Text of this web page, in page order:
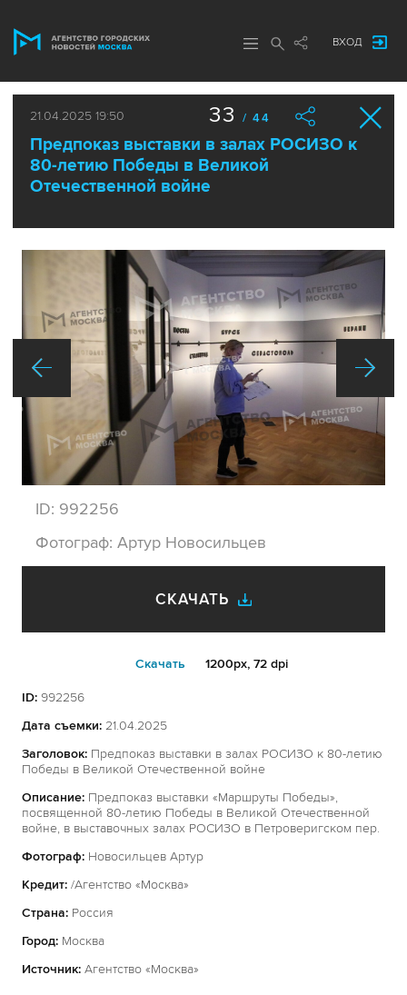
ВХОД
21.04.2025 19:50
Предпоказ выставки в залах РОСИЗО к
80-летию Победы в Великой
Отечественной войне
33 / 44
ID: 992256
Фотограф: Артур Новосильцев
СКАЧАТЬ
Cкачать 1200px, 72 dpi
ID: 992256
Дата съемки: 21.04.2025
Заголовок: Предпоказ выставки в залах РОСИЗО к 80-летию
Победы в Великой Отечественной войне
Описание: Предпоказ выставки «Маршруты Победы»,
посвященной 80-летию Победы в Великой Отечественной
войне, в выставочных залах РОСИЗО в Петроверигском пер.
Фотограф: Новосильцев Артур
Кредит: /Агентство «Москва»
Страна: Россия
Город: Москва
Источник: Агентство «Москва»